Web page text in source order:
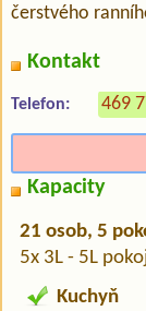
čerstvého
Kontakt
Telefon: 469
Kapacity
21 osob, 5
5x 3L - 5L
Kuchyň